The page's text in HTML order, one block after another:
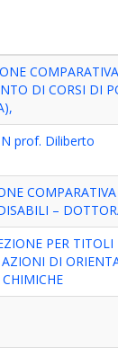
DI CORSI DI
prof. Diliberto
–
PER
DI